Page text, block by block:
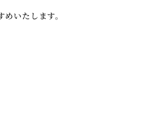
いたします。